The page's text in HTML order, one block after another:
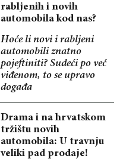
rabljenih i novih
automobila kod nas?
Hoće li novi i rabljeni
automobili znatno
pojeftiniti? Sudeći po već
viđenom, to se upravo
događa
Drama i na hrvatskom
tržištu novih
automobila: U travnju
veliki pad prodaje!